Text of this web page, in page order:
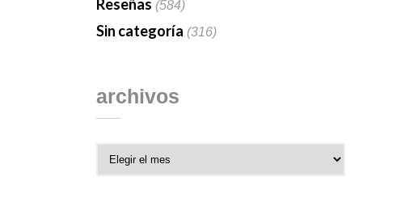
Reseñas (584)
Sin categoría (316)
archivos